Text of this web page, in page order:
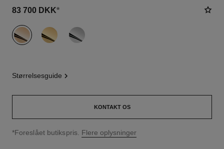
83 700 DKK*
udgave (3)
størrelsesguide
KONTAKT OS
↩
*Foreslået butikspris. Flere oplysninger